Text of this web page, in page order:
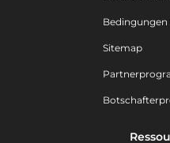
Sitemap